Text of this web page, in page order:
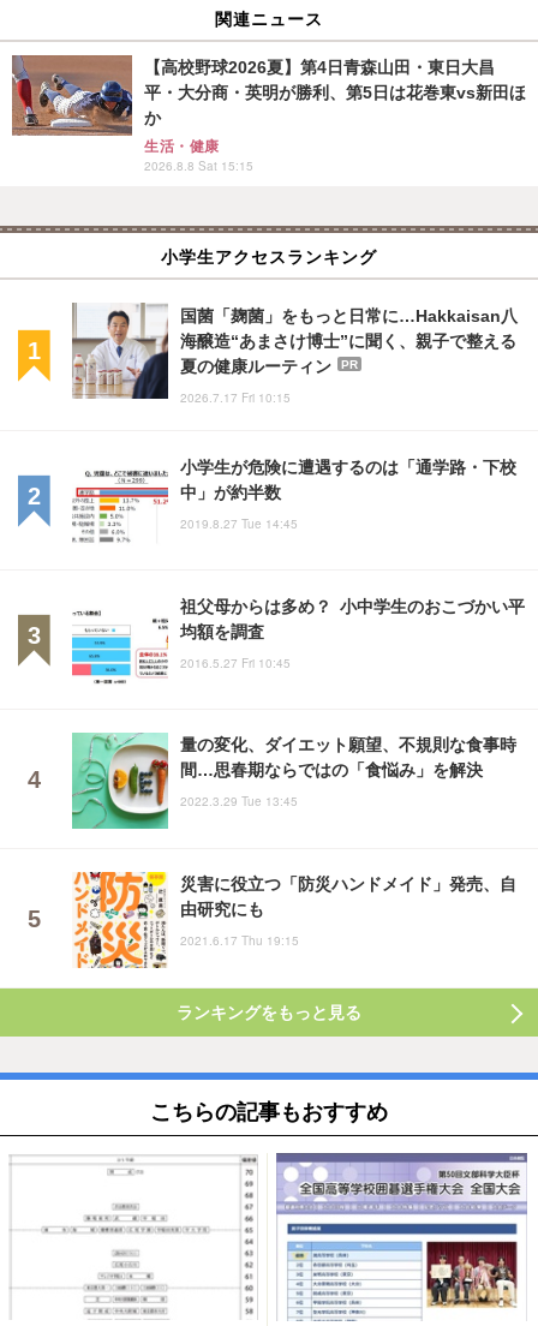
関連ニュース
【高校野球2026夏】第4日青森山田・東日大昌
平・大分商・英明が勝利、第5日は花巻東vs新田ほ
か
生活・健康
2026.8.8 Sat 15:15
小学生アクセスランキング
国菌「麹菌」をもっと日常に…Hakkaisan八
海醸造“あまさけ博士”に聞く、親子で整える
夏の健康ルーティン
PR
2026.7.17 Fri 10:15
小学生が危険に遭遇するのは「通学路・下校
中」が約半数
2019.8.27 Tue 14:45
祖父母からは多め？ 小中学生のおこづかい平
均額を調査
2016.5.27 Fri 10:45
量の変化、ダイエット願望、不規則な食事時
間…思春期ならではの「食悩み」を解決
2022.3.29 Tue 13:45
災害に役立つ「防災ハンドメイド」発売、自
由研究にも
2021.6.17 Thu 19:15
ランキングをもっと見る
こちらの記事もおすすめ